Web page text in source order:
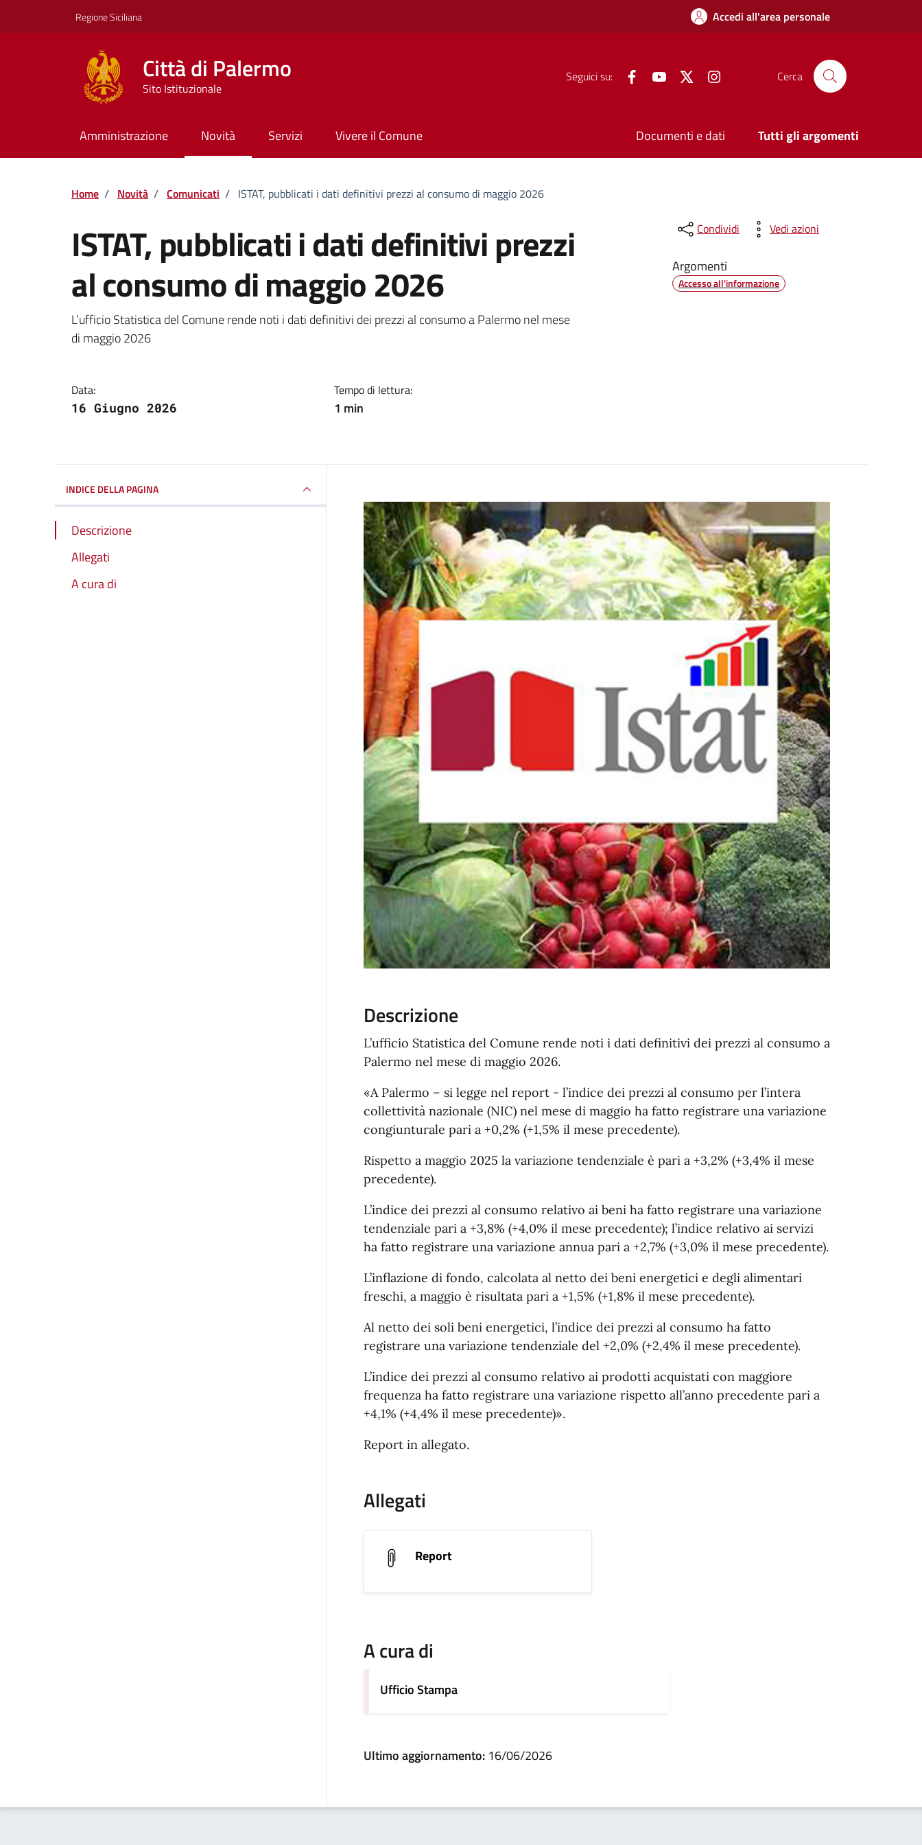
Regione Siciliana Accedi all'area personale
Città di Palermo
Sito Istituzionale
Seguici su: FacebookYouTube Twitter Cerca
Amministrazione Novità Servizi Vivere il Comune Documenti e dati Tutti gli argomenti
Home / Novità / Comunicati / ISTAT, pubblicati i dati definitivi prezzi al consumo di maggio 2026
ISTAT, pubblicati i dati definitivi prezzi
al consumo di maggio 2026
Dettagli della notizia
L’ufficio Statistica del Comune rende noti i dati definitivi dei prezzi al consumo a Palermo nel mese
di maggio 2026
Data:
16 Giugno 2026
Tempo di lettura:
1 min
Condividi Vedi azioni
Argomenti
Accesso all'informazione
INDICE DELLA PAGINA
Descrizione
Allegati
A cura di
Descrizione
L’ufficio Statistica del Comune rende noti i dati definitivi dei prezzi al consumo a
Palermo nel mese di maggio 2026.
«A Palermo – si legge nel report - l’indice dei prezzi al consumo per l’intera
collettività nazionale (NIC) nel mese di maggio ha fatto registrare una variazione
congiunturale pari a +0,2% (+1,5% il mese precedente).
Rispetto a maggio 2025 la variazione tendenziale è pari a +3,2% (+3,4% il mese
precedente).
L’indice dei prezzi al consumo relativo ai beni ha fatto registrare una variazione
tendenziale pari a +3,8% (+4,0% il mese precedente); l’indice relativo ai servizi
ha fatto registrare una variazione annua pari a +2,7% (+3,0% il mese precedente).
L’inflazione di fondo, calcolata al netto dei beni energetici e degli alimentari
freschi, a maggio è risultata pari a +1,5% (+1,8% il mese precedente).
Al netto dei soli beni energetici, l’indice dei prezzi al consumo ha fatto
registrare una variazione tendenziale del +2,0% (+2,4% il mese precedente).
L’indice dei prezzi al consumo relativo ai prodotti acquistati con maggiore
frequenza ha fatto registrare una variazione rispetto all’anno precedente pari a
+4,1% (+4,4% il mese precedente)».
Report in allegato.
Allegati
Report
A cura di
Ufficio Stampa
Ultimo aggiornamento: 16/06/2026